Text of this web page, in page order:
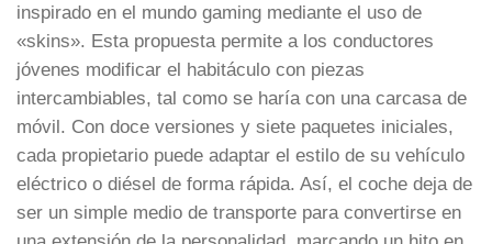
inspirado en el mundo gaming mediante el uso de
«skins». Esta propuesta permite a los conductores
jóvenes modificar el habitáculo con piezas
intercambiables, tal como se haría con una carcasa de
móvil. Con doce versiones y siete paquetes iniciales,
cada propietario puede adaptar el estilo de su vehículo
eléctrico o diésel de forma rápida. Así, el coche deja de
ser un simple medio de transporte para convertirse en